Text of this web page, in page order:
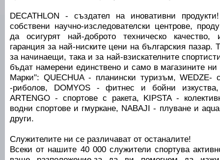
DECATHLON - създател на иновативни
собствени научно-изследователски центрове,
да осигурят най-доброто техническо
гаранция за най-ниските цени на българския пазар.
за начинаещи, така и за най-взискателните
бъдат намерени единствено и само в магазините
Марки": QUECHUA - планински туризъм, WEDZE-
-риболов, DOMYOS - фитнес и бойни
ARTENGO - спортове с ракета, KIPSTA -
водни спортове и гмуркане, NABAJI - плуване и
други.
Служителите ни се различават от останалите!
Всеки от нашите 40 000 служители спортува